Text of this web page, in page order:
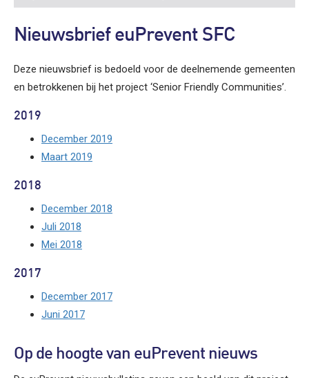
Nieuwsbrief euPrevent SFC
Deze nieuwsbrief is bedoeld voor de deelnemende gemeenten
en betrokkenen bij het project ‘Senior Friendly Communities’.
2019
December 2019
Maart 2019
2018
December 2018
Juli 2018
Mei 2018
2017
December 2017
Juni 2017
Op de hoogte van euPrevent nieuws